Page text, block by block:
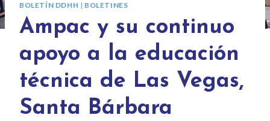
BOLETÍN DDHH | BOLETINES
Ampac y su continuo
apoyo a la educación
técnica de Las Vegas,
Santa Bárbara